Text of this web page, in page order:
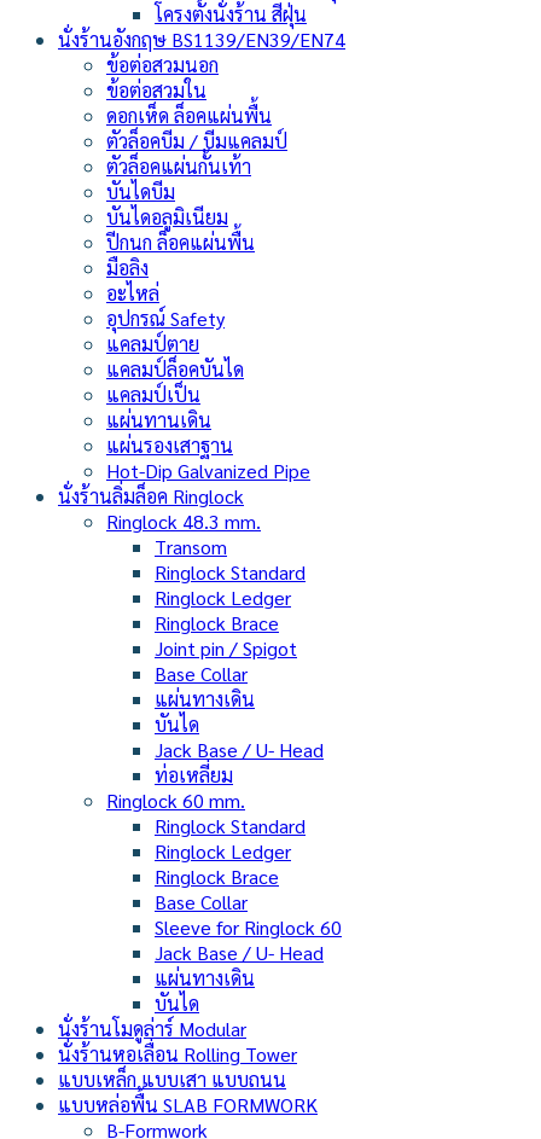
โครงตั้งนั่งร้าน สีฝุ่น
นั่งร้านอังกฤษ BS1139/EN39/EN74
ข้อต่อสวมนอก
ข้อต่อสวมใน
ดอกเห็ด ล็อคแผ่นพื้น
ตัวล็อคบีม / บีมแคลมป์
ตัวล็อคแผ่นกั้นเท้า
บันไดบีม
บันไดอลูมิเนียม
ปีกนก ล็อคแผ่นพื้น
มือลิง
อะไหล่
อุปกรณ์ Safety
แคลมป์ตาย
แคลมป์ล็อคบันได
แคลมป์เป็น
แผ่นทานเดิน
แผ่นรองเสาฐาน
Hot-Dip Galvanized Pipe
นั่งร้านลิ่มล็อค Ringlock
Ringlock 48.3 mm.
Transom
Ringlock Standard
Ringlock Ledger
Ringlock Brace
Joint pin / Spigot
Base Collar
แผ่นทางเดิน
บันได
Jack Base / U- Head
ท่อเหลี่ยม
Ringlock 60 mm.
Ringlock Standard
Ringlock Ledger
Ringlock Brace
Base Collar
Sleeve for Ringlock 60
Jack Base / U- Head
แผ่นทางเดิน
บันได
นั่งร้านโมดูล่าร์ Modular
นั่งร้านหอเลื่อน Rolling Tower
แบบเหล็ก แบบเสา แบบถนน
แบบหล่อพื้น SLAB FORMWORK
B-Formwork